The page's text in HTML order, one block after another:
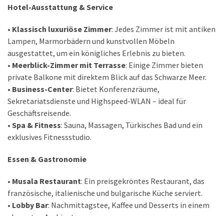
Hotel-Ausstattung & Service
• Klassisch luxuriöse Zimmer: Jedes Zimmer ist mit antiken
Lampen, Marmorbädern und kunstvollen Möbeln
ausgestattet, um ein königliches Erlebnis zu bieten.
• Meerblick-Zimmer mit Terrasse: Einige Zimmer bieten
private Balkone mit direktem Blick auf das Schwarze Meer.
• Business-Center: Bietet Konferenzräume,
Sekretariatsdienste und Highspeed-WLAN – ideal für
Geschäftsreisende.
• Spa & Fitness: Sauna, Massagen, Türkisches Bad und ein
exklusives Fitnessstudio.
Essen & Gastronomie
• Musala Restaurant: Ein preisgekröntes Restaurant, das
französische, italienische und bulgarische Küche serviert.
• Lobby Bar: Nachmittagstee, Kaffee und Desserts in einem